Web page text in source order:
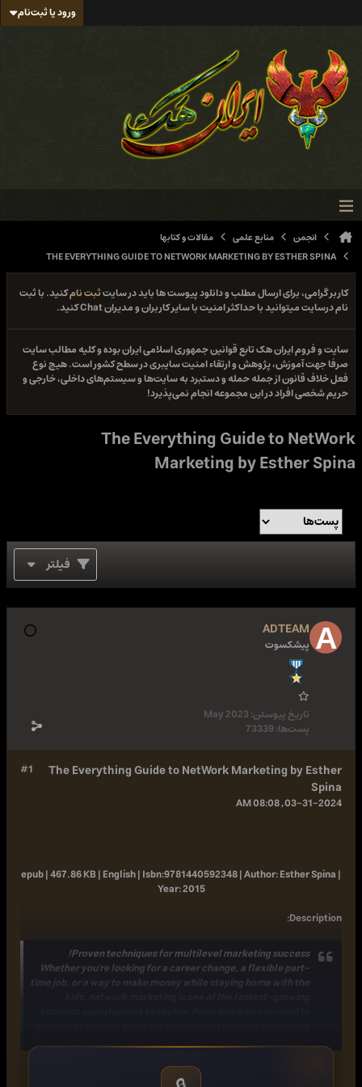
ورود یا ثبت‌نام
انجمن منابع علمی
مقالات و کتابها
THE EVERYTHING GUIDE TO NETWORK MARKETING BY ESTHER SPINA
کاربر گرامی، برای ارسال مطلب و دانلود پیوست ها باید در سایتثبت نامکنید. با ثبت
نام درسایت میتوانید با حداکثر امنیت با سایر کاربران و مدیران Chat کنید.
سایت و فروم ایران هک تابع قوانین جمهوری اسلامی ایران بوده و کلیه مطالب سایت
صرفا جهت آموزش، پژوهش و ارتقاء امنیت سایبری در سطح کشور است. هیچ نوع
فعل خلاف قانون از جمله حمله و دستبرد به سایت‌ها و سیستم‌های داخلی، خارجی و
حریم شخصی افراد در این مجموعه انجام نمی‌پذیرد!
The Everything Guide to NetWork
Marketing by Esther Spina
فیلتر
ADTEAM
پیشکسوت
تاریخ پیوستن:May 2023
پست‌ها:73339
#1
The Everything Guide to NetWork Marketing by Esther
Spina
03-31-2024, 08:08 AM
epub | 467.86 KB | English |Isbn:9781440592348 |Author:Esther Spina |
Year:2015
Description
:
Proven techniques for multilevel marketing success!
Whether you're looking for a career change, a flexible part-
time job, or a way to make money while staying home with the
your closest friends. If you're willing to learn and dedicate the
necessary time and energy, network marketing can help you